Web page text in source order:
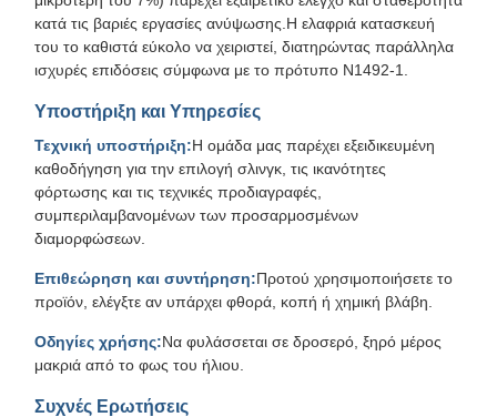
κατά τις βαριές εργασίες ανύψωσης.Η ελαφριά κατασκευή
του το καθιστά εύκολο να χειριστεί, διατηρώντας παράλληλα
ισχυρές επιδόσεις σύμφωνα με το πρότυπο N1492-1.
Υποστήριξη και Υπηρεσίες
Τεχνική υποστήριξη:Η ομάδα μας παρέχει εξειδικευμένη
καθοδήγηση για την επιλογή σλινγκ, τις ικανότητες
φόρτωσης και τις τεχνικές προδιαγραφές,
συμπεριλαμβανομένων των προσαρμοσμένων
διαμορφώσεων.
Επιθεώρηση και συντήρηση:Προτού χρησιμοποιήσετε το
προϊόν, ελέγξτε αν υπάρχει φθορά, κοπή ή χημική βλάβη.
Οδηγίες χρήσης:Να φυλάσσεται σε δροσερό, ξηρό μέρος
μακριά από το φως του ήλιου.
Συχνές Ερωτήσεις